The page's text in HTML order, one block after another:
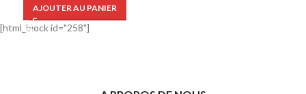
AJOUTER AU PANIER
[html_block id="258"]